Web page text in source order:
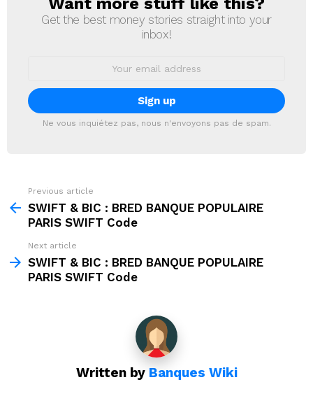
Get the best money stories straight into your
inbox!
Ne vous inquiétez pas, nous n'envoyons pas de spam.
more
Previous article
SWIFT & BIC : BRED BANQUE POPULAIRE
PARIS SWIFT Code
Next article
SWIFT & BIC : BRED BANQUE POPULAIRE
PARIS SWIFT Code
Written by Banques Wiki